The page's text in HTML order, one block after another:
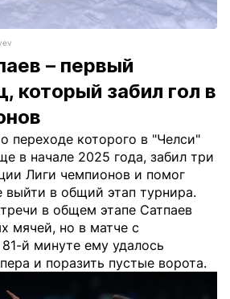
– первый
который забил гол в
переходе которого в "Челси"
в начале 2025 года, забил три
Лиги чемпионов и помог
выйти в общий этап турнира.
в общем этапе Сатпаев
мячей, но в матче с
й минуте ему удалось
и поразить пустые ворота.